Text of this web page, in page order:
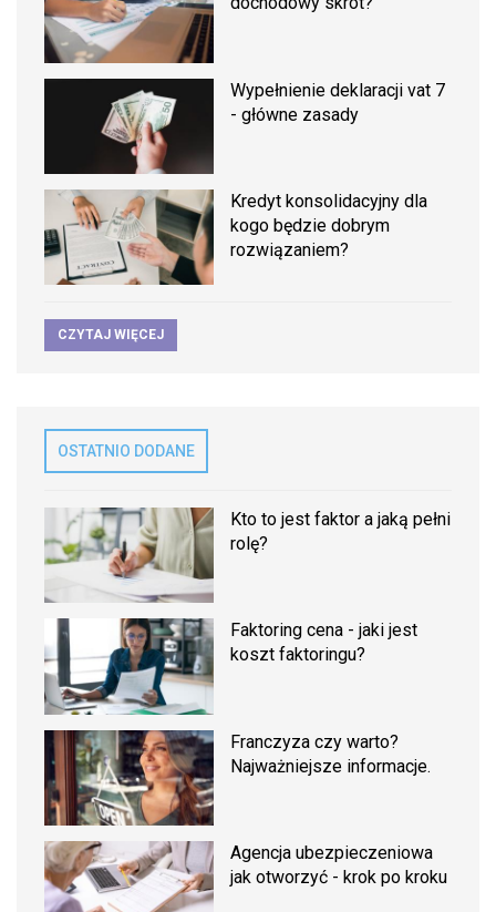
Wypełnienie deklaracji vat 7
- główne zasady
Kredyt konsolidacyjny dla
kogo będzie dobrym
rozwiązaniem?
CZYTAJ WIĘCEJ
OSTATNIO DODANE
Kto to jest faktor a jaką pełni
rolę?
Faktoring cena - jaki jest
koszt faktoringu?
Franczyza czy warto?
Najważniejsze informacje.
Agencja ubezpieczeniowa
jak otworzyć - krok po kroku